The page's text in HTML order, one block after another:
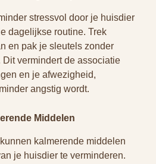
stressvol door je huisdier
dagelijkse routine. Trek
en pak je sleutels zonder
Dit vermindert de associatie
en je afwezigheid,
angstig wordt.
Middelen
kalmerende middelen
je huisdier te verminderen.